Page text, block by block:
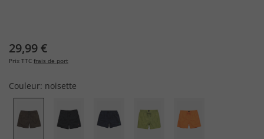
29,99 €
Prix TTC frais de port
Couleur: noisette